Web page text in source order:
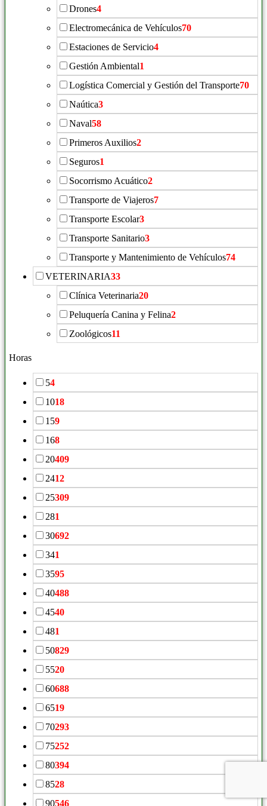
Drones4
Electromecánica de Vehículos70
Estaciones de Servicio4
Gestión Ambiental1
Logística Comercial y Gestión del Transporte70
Naútica3
Naval58
Primeros Auxilios2
Seguros1
Socorrismo Acuático2
Transporte de Viajeros7
Transporte Escolar3
Transporte Sanitario3
Transporte y Mantenimiento de Vehículos74
VETERINARIA33
Clínica Veterinaria20
Peluquería Canina y Felina2
Zoológicos11
Horas
54
1018
159
168
20409
2412
25309
281
30692
341
3595
40488
4540
481
50829
5520
60688
6519
70293
75252
80394
8528
90546